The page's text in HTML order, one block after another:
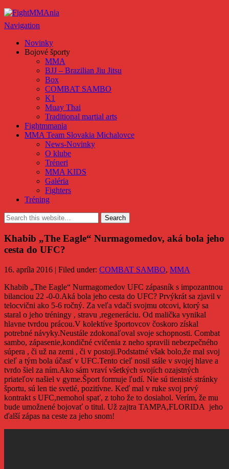
FightMMAnia
Navigation
Novinky
Bojové športy
MMA
BJJ – Brazilian Jiu Jitsu
Box
COMBAT SAMBO
K1
Muay Thai
Traditional martial arts
Fightmmania
MMA Team Slovakia Michalovce
News-Novinky
O klube
Tréneri
MMA KIDS
Galéria
Fighters
Tréning
Khabib „The Eagle“ Nurmagomedov, aká bola jeho
cesta do UFC?
16. apríla 2016 | Filed under: COMBAT SAMBO, MMA
Khabib „The Eagle“ Nurmagomedov UFC zápasník s impozantnou
bilanciou 22 -0-0.Aká bola jeho cesta do UFC? Prvýkrát sa zjavil v
telocvični ako 5-6 ročný. Za veľa vdačí svojmu otcovi, ktorý sa
staral o jeho tréningy , stravu ,regeneráciu. Od malička vynikal
hlavne tvrdou prácou.V kolektíve športovcov čoskoro získal
potrebné návyky.Neustále zdokonaľoval svoje schopnosti. Combat
sambo, zápasenie,kondičné cvičenia z neho spravili nebezpečného
súpera , či už na zemi , či v postoji.Podstatné však bolo,že mal svoj
cieľ a tým bola účasť v UFC.Tento cieľ nosil stále v svojej hlave a
tvrdo šiel za ním.Ako sám vraví všetkých svojích ozajstných
priateľov našiel v gyme.Šport formuje ľudí. Nie sú tienisté stránky
športu, sú len tie svetlé, pozitívne. Keď mal v ruke svoj prvý
kontrakt s UFC,nemohol spať, z toho že to dosiahol. Verím, že mu
bude umožnené bojovať o titul. Už zajtra TAMPA,FLORIDA jeho
ďalší zápas na ceste za jeho snom!